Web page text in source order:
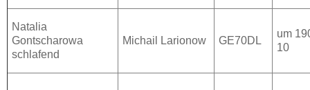
Natalia
Gontscharowa
schlafend
Michail Larionow GE70DL
um
10